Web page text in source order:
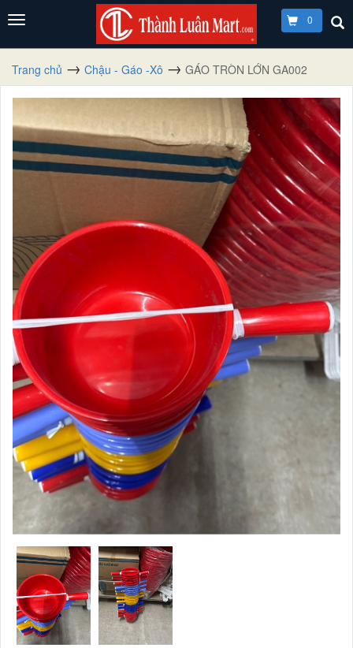
0
Trang chủ Chậu - Gáo -Xô GÁO TRÒN LỚN GA002